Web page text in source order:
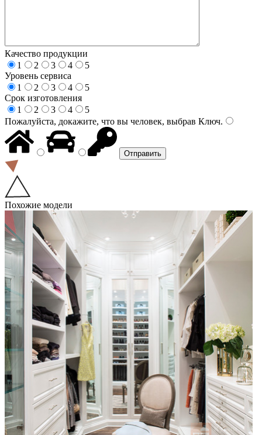
Качество продукции
1
2 3 4
5
Уровень сервиса
1
2 3 4
5
Срок изготовления
1
2 3 4
5
Пожалуйста, докажите, что вы человек, выбрав Ключ.
Похожие модели